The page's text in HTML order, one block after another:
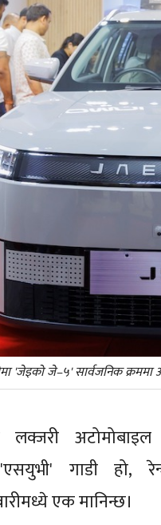
'जेइको जे–५' सार्वजनिक
लक्जरी
'एसयुभी' गाडी
एक मानिन्छ।